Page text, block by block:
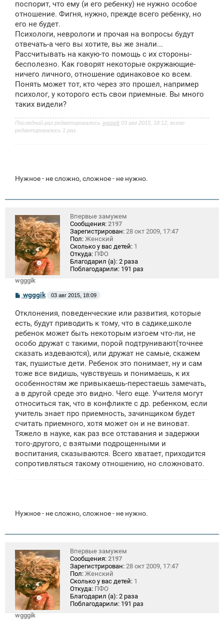
поспорит, что ему (и его ребенку) не нужно особое
отношение. Фигня, нужно, прежде всего ребенку, но
его не будет.
Психологи, неврологи и прочая на вопросы будут
отвечать-а чего вы хотите, вы же знали...
Рассчитывать на какую-то помощь с их стороны-
бесполезно. Как говорят некоторые окружающие-
ничего личного, отношение одинаковое ко всем.
Понять может тот, кто через это прошел, например
психолог, у которого есть свои приемные. Вы много
таких видели?
Последний раз редактировалось wgggik 03 авг 2015, 18:12, всего
редактировалось 1 раз.
Нужное - не сложно, сложное - не нужно.
wgggik
Впервые замужем
Сообщения: 2197
Зарегистрирован: 28 окт 2009, 17:47
Пол: Женский
Сколько у вас детей: 1
Откуда: ПФО
Благодарил (а): 2 раза
Поблагодарили: 191 раз
С
б
щ
н
и
wgggik 03 авг 2015, 18:09
Отклонения, поведенческие или развития, которые
есть, будут приводить к тому, что в садике,школе
ребенок может быть некоторым изгоем что-ли, не
особо дружат с такими, порой подтрунивают(точнее
сказать издеваются), или дружат не самые, скажем
так, пушистые дети. Ребенок это понимает, ну и сам
тоже все видишь, чувствуешь и понимаешь, к их
особенностям же привыкаешь-перестаешь замечать,
а в другой среде это видно. Чего еще. Учителя могут
относиться так, что в конфликте с др. ребенком, если
учитель знает про приемность, зачинщиком будет
считать приемного, хотя может он и не виноват.
Тяжело в науке, как раз все отставания и задержки
того-другого, с взятыми подрощенными и
воспитания, сказываются. Всего хватает, приходится
сопротивляться такому отношению, но сложновато.
Нужное - не сложно, сложное - не нужно.
wgggik
Впервые замужем
Сообщения: 2197
Зарегистрирован: 28 окт 2009, 17:47
Пол: Женский
Сколько у вас детей: 1
Откуда: ПФО
Благодарил (а): 2 раза
Поблагодарили: 191 раз